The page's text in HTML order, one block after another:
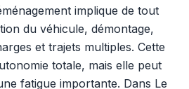
implique de tout
du véhicule, démontage,
et trajets multiples. Cette
totale, mais elle peut
fatigue importante. Dans Le